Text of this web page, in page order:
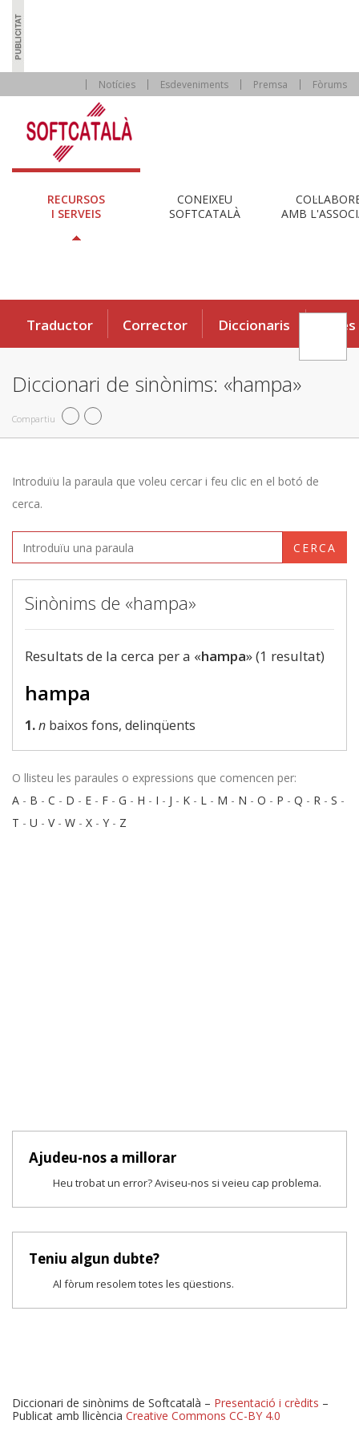
Notícies Esdeveniments Premsa Fòrums
RECURSOS
I SERVEIS
CONEIXEU
SOFTCATALÀ
AMB
Traductor Corrector Diccionaris Eines
Diccionari de sinònims: «hampa»
Compartiu
Introduïu la paraula que voleu cercar i feu clic en el botó de
cerca.
CERCA
Sinònims de «hampa»
Resultats de la cerca per a «hampa» (1 resultat)
hampa
1.n baixos fons, delinqüents
O llisteu les paraules o expressions que comencen per:
A - B - C - D - E - F - G - H - I - J - K - L - M - N - O - P - Q - R - S -
T - U - V- W - X - Y - Z
Ajudeu-nos a millorar
Heu trobat un error? Aviseu-nos si veieu cap problema.
Teniu algun dubte?
Al fòrum resolem totes les qüestions.
Diccionari de sinònims de Softcatalà – Presentació i crèdits –
Publicat amb llicència Creative Commons CC-BY 4.0